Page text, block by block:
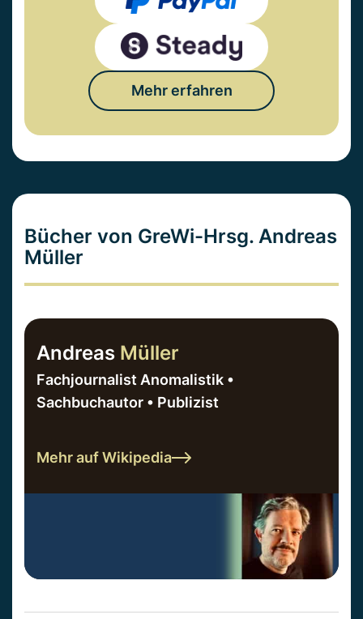
Mehr erfahren
Bücher von GreWi-Hrsg. Andreas
Müller
Andreas Müller
Fachjournalist Anomalistik •
Sachbuchautor • Publizist
Mehr auf Wikipedia